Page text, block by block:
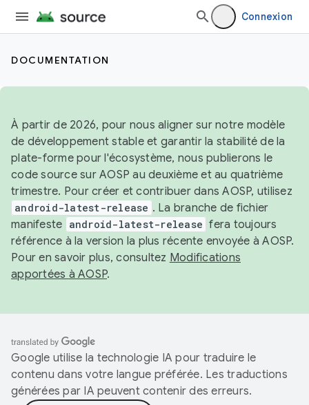
Connexion
DOCUMENTATION
À partir de 2026, pour nous aligner sur notre modèle
de développement stable et garantir la stabilité de la
plate-forme pour l'écosystème, nous publierons le
code source sur AOSP au deuxième et au quatrième
trimestre. Pour créer et contribuer dans AOSP, utilisez
android-latest-release . La branche de fichier
manifeste android-latest-release fera toujours
référence à la version la plus récente envoyée à AOSP.
Pour en savoir plus, consultez Modifications
apportées à AOSP.
Google utilise la technologie IA pour traduire le
contenu dans votre langue préférée. Les traductions
générées par IA peuvent contenir des erreurs.